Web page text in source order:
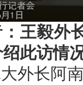
王毅外
此访情
外长阿